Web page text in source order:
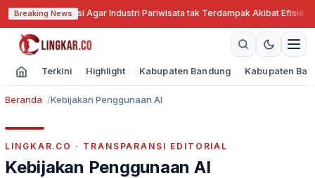
Breaking News
Jabar Cari Solusi Agar Industri Pariwisata tak Terdampak Akibat Efisiensi
Terkini Highlight Kabupaten Bandung Kabupaten
Beranda Kebijakan Penggunaan AI
LINGKAR.CO · TRANSPARANSI EDITORIAL
Kebijakan Penggunaan AI